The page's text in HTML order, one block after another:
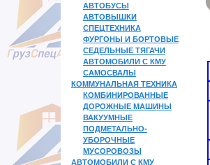
АВТОБУСЫ
АВТОВЫШКИ
СПЕЦТЕХНИКА
ФУРГОНЫ И БОРТОВЫЕ
СЕДЕЛЬНЫЕ ТЯГАЧИ
АВТОМОБИЛИ С КМУ
САМОСВАЛЫ
КОММУНАЛЬНАЯ ТЕХНИКА
КОМБИНИРОВАННЫЕ
ДОРОЖНЫЕ МАШИНЫ
ВАКУУМНЫЕ
ПОДМЕТАЛЬНО-
УБОРОЧНЫЕ
МУСОРОВОЗЫ
АВТОМОБИЛИ С КМУ